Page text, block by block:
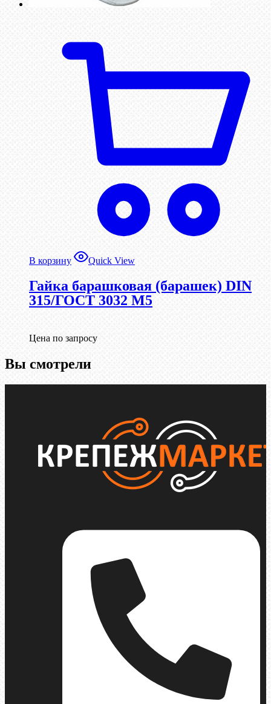
В корзину Quick View
Гайка барашковая (барашек) DIN
315/ГОСТ 3032 М5
Цена по запросу
Вы смотрели